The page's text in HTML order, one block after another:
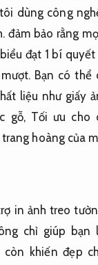
dùng công
đảm bảo rằng
đạt 1 bí
Bạn có thể
liệu như giấy
gỗ, Tối ưu cho
hoàng của
in ảnh treo
chỉ giúp bạn
khiến đẹp